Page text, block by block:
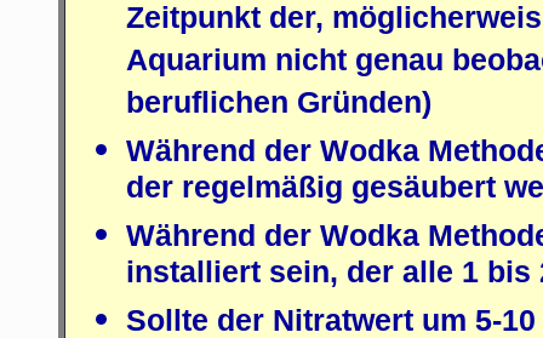
Zeitpunkt der,
Aquarium nicht genau
beruflichen Gründen)
Während der Wodka
der regelmäßig gesäubert
Während der Wodka
installiert sein, der alle 1 bis
Sollte der Nitratwert um 5-